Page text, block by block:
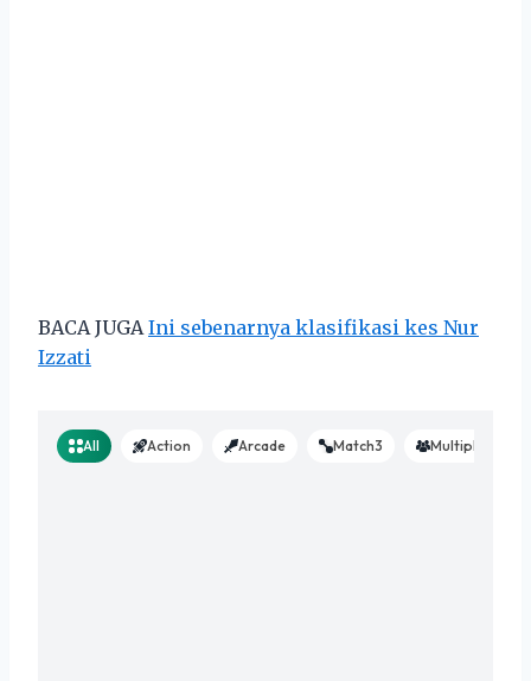
BACA JUGA Ini sebenarnya klasifikasi kes Nur
Izzati